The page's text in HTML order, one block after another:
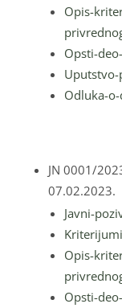
Opis-
Opsti-
Odluka-
JN 0001/
07.02.2023.
Javni-
Opis-
Opsti-